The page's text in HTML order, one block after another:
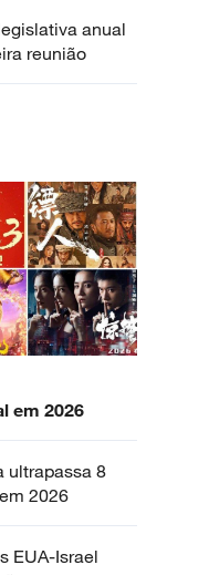
anual
reunião
em 2026
ultrapassa 8
2026
EUA-Israel